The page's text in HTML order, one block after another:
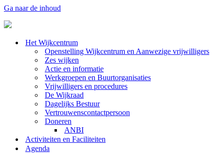
Ga naar de inhoud
Het Wijkcentrum
Openstelling Wijkcentrum en Aanwezige vrijwilligers
Zes wijken
Actie en informatie
Werkgroepen en Buurtorganisaties
Vrijwilligers en procedures
De Wijkraad
Dagelijks Bestuur
Vertrouwenscontactpersoon
Doneren
ANBI
Activiteiten en Faciliteiten
Agenda